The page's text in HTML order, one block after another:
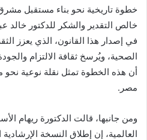
خطوة تاريخية نحو بناء مستقبل
خالص التقدير والشكر للدكتور خالد
في إصدار هذا القانون، الذي يعزز
الصحية، ويُرسخ ثقافة الالتزام
أن هذه الخطوة تمثل نقلة نوعية
مصر.
ومن جانبها، قالت الدكتورة ريهام
العالمية، إن إطلاق النسخة